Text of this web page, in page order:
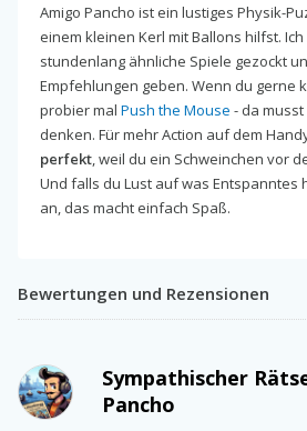
Amigo Pancho ist ein lustiges Physik-
einem kleinen Kerl mit Ballons hilfst.
stundenlang ähnliche Spiele gezockt
Empfehlungen geben. Wenn du gerne
probier mal Push the Mouse - da
denken. Für mehr Action auf dem
perfekt, weil du ein Schweinchen vor
Und falls du Lust auf was Entspanntes
an, das macht einfach Spaß.
Bewertungen und Rezensionen
Sympathischer
Pancho